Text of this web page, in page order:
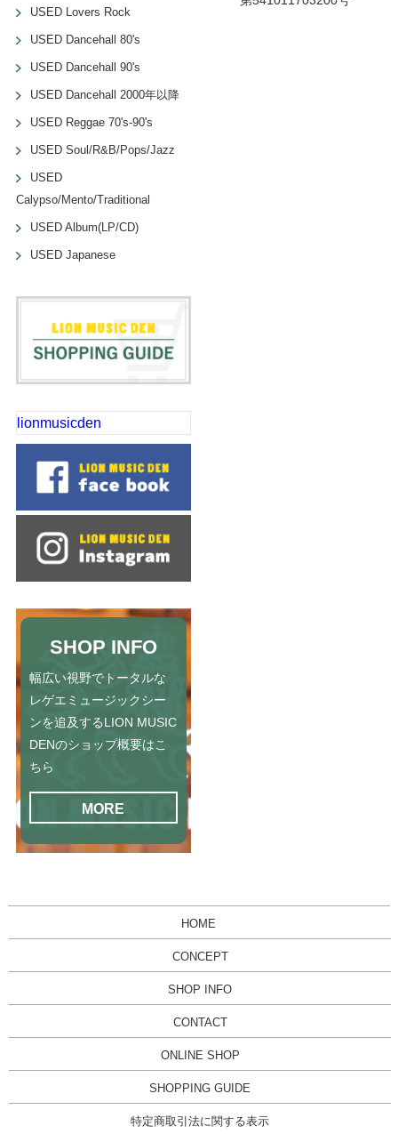
USED Lovers Rock
USED Dancehall 80's
USED Dancehall 90's
USED Dancehall 2000年以降
USED Reggae 70's-90's
USED Soul/R&B/Pops/Jazz
USED
Calypso/Mento/Traditional
USED Album(LP/CD)
USED Japanese
lionmusicden
SHOP INFO
幅広い視野でトータルな
レゲエミュージックシー
ンを追及するLION MUSIC
DENのショップ概要はこ
ちら
MORE
HOME
CONCEPT
SHOP INFO
CONTACT
ONLINE SHOP
SHOPPING GUIDE
特定商取引法に関する表示